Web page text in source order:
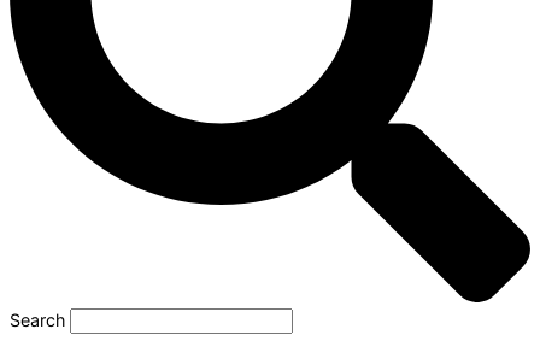
Search